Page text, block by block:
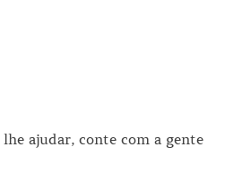
ajudar, conte com a gente